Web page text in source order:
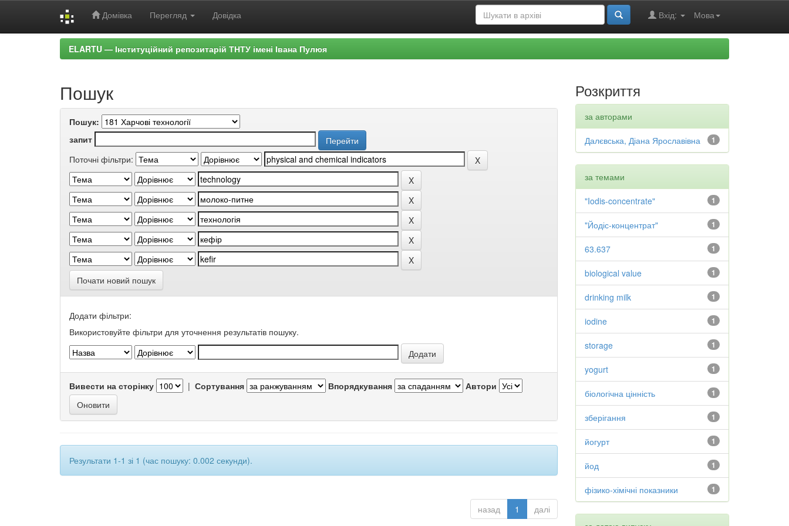
Домівка Перегляд Довідка Мова
Вхід:
ELARTU — Інституційний репозитарій ТНТУ імені Івана Пулюя
Пошук
Пошук:
запит
Поточні фільтри:
Почати новий пошук
Додати фільтри:
Використовуйте фільтри для уточнення результатів пошуку.
Вивести на сторінку | Сортування Впорядкування Автори
Результати 1-1 зі 1 (час пошуку: 0.002 секунди).
назад 1 далі
Розкриття
за авторами
1
Далєвська, Діана Ярославівна
за темами
1
"Iodis-concentrate"
1
"Йодіс-концентрат"
1
63.637
1
biological value
1
drinking milk
1
iodine
1
storage
1
yogurt
1
біологічна цінність
1
зберігання
1
йогурт
1
йод
1
фізико-хімічні показники